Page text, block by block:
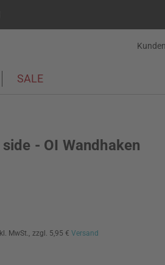
SALE
- OI Wandhaken
MwSt., zzgl. 5,95 € Versand